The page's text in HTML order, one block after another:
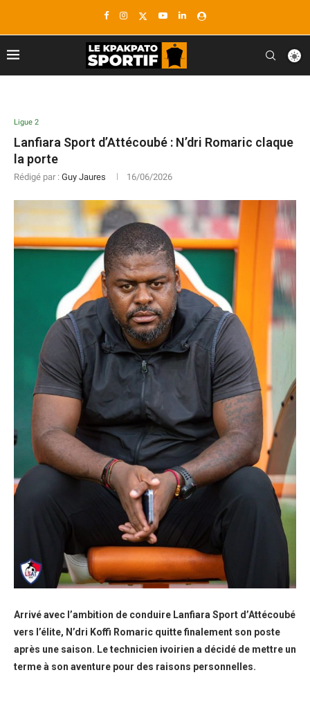
Ligue 2
Lanfiara Sport d’Attécoubé : N’dri Romaric claque
la porte
Rédigé par : Guy Jaures 16/06/2026
Arrivé avec l’ambition de conduire Lanfiara Sport d’Attécoubé
vers l’élite, N’dri Koffi Romaric quitte finalement son poste
après une saison. Le technicien ivoirien a décidé de mettre un
terme à son aventure pour des raisons personnelles.